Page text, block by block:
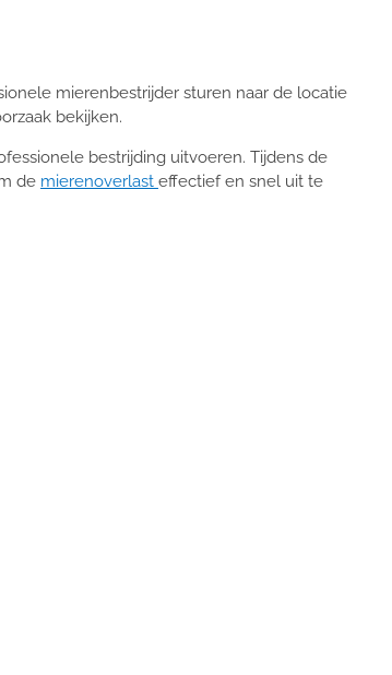
mierenbestrijder sturen naar de locatie
bekijken.
bestrijding uitvoeren. Tijdens de
de mierenoverlast effectief en snel uit te